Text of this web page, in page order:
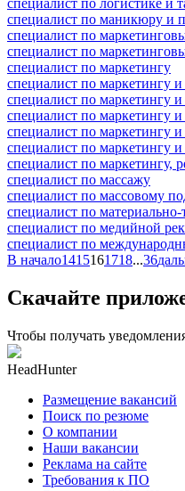
специалист по маникюру и
специалист по
специалист по
специалист по маркетингу
специалист по маркетингу и
специалист по маркетингу
специалист по маркетингу
специалист по маркетингу и
специалист по маркетингу
специалист по маркетингу,
специалист по массажу
специалист по массовому
специалист по
специалист по медийной
специалист по
В начало1415161718...36
Скачайте
Чтобы получать
HeadHunter
Размещение вакансий
Поиск по резюме
О компании
Наши вакансии
Реклама на сайте
Требования к ПО